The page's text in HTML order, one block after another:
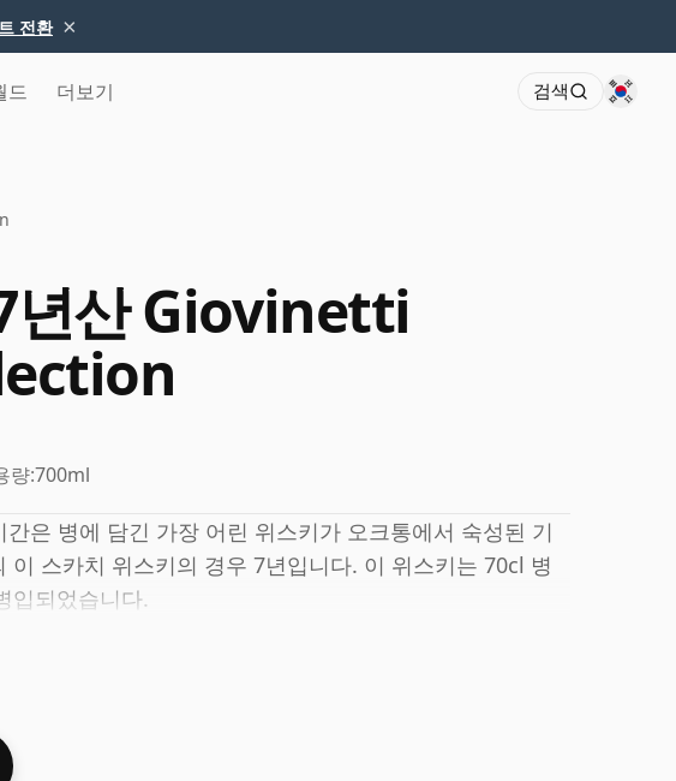
전환 ×
드 더보기 검색
산 Giovinetti
량:700ml
은 병에 담긴 가장 어린 위스키가 오크통에서 숙성된 기
스카치 위스키의 경우 7년입니다. 이 위스키는 70cl 병
입되었습니다.